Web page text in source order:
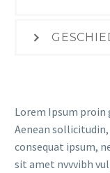
Lorem Ipsum proin
Aenean
consequat ipsum,
sit amet nvvvibh